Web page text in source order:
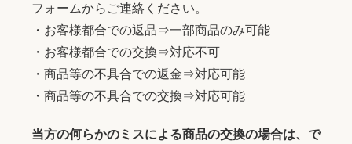
フォームからご連絡ください。
・お客様都合での返品⇒一部商品のみ可能
・お客様都合での交換⇒対応不可
・商品等の不具合での返金⇒対応可能
・商品等の不具合での交換⇒対応可能
当方の何らかのミスによる商品の交換の場合は、で